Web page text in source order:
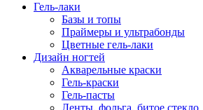
Гель-лаки
Базы и топы
Праймеры и ультрабонды
Цветные гель-лаки
Дизайн ногтей
Акварельные краски
Гель-краски
Гель-пасты